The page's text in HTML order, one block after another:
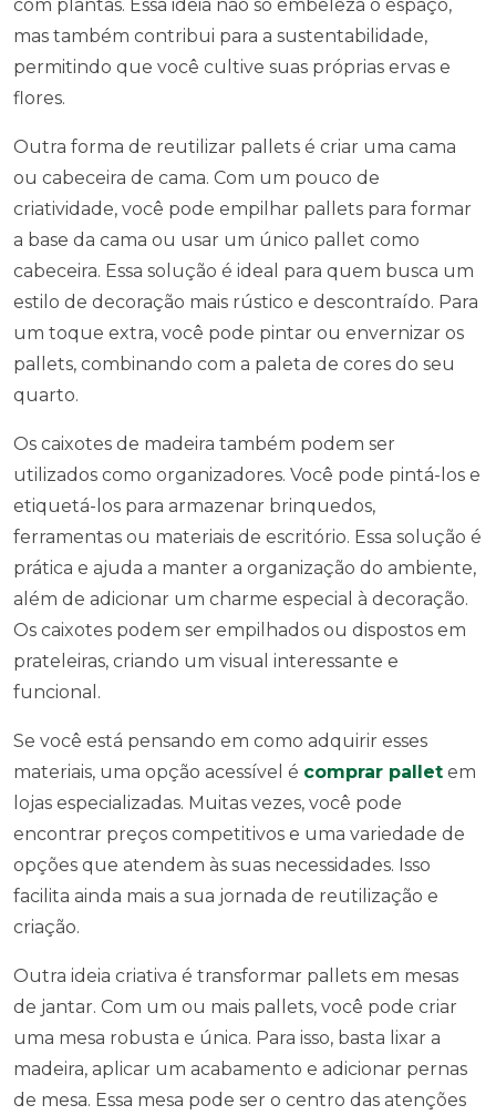
com plantas. Essa ideia não só embeleza o espaço,
mas também contribui para a sustentabilidade,
permitindo que você cultive suas próprias ervas e
flores.
Outra forma de reutilizar pallets é criar uma cama
ou cabeceira de cama. Com um pouco de
criatividade, você pode empilhar pallets para formar
a base da cama ou usar um único pallet como
cabeceira. Essa solução é ideal para quem busca um
estilo de decoração mais rústico e descontraído. Para
um toque extra, você pode pintar ou envernizar os
pallets, combinando com a paleta de cores do seu
quarto.
Os caixotes de madeira também podem ser
utilizados como organizadores. Você pode pintá-los e
etiquetá-los para armazenar brinquedos,
ferramentas ou materiais de escritório. Essa solução é
prática e ajuda a manter a organização do ambiente,
além de adicionar um charme especial à decoração.
Os caixotes podem ser empilhados ou dispostos em
prateleiras, criando um visual interessante e
funcional.
Se você está pensando em como adquirir esses
materiais, uma opção acessível é comprar pallet em
lojas especializadas. Muitas vezes, você pode
encontrar preços competitivos e uma variedade de
opções que atendem às suas necessidades. Isso
facilita ainda mais a sua jornada de reutilização e
criação.
Outra ideia criativa é transformar pallets em mesas
de jantar. Com um ou mais pallets, você pode criar
uma mesa robusta e única. Para isso, basta lixar a
madeira, aplicar um acabamento e adicionar pernas
de mesa. Essa mesa pode ser o centro das atenções